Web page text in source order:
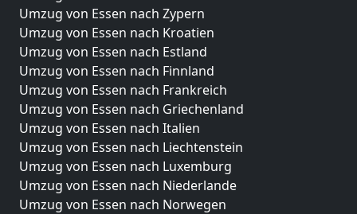
Umzug von Essen nach Zypern
Umzug von Essen nach Kroatien
Umzug von Essen nach Estland
Umzug von Essen nach Finnland
Umzug von Essen nach Frankreich
Umzug von Essen nach Griechenland
Umzug von Essen nach Italien
Umzug von Essen nach Liechtenstein
Umzug von Essen nach Luxemburg
Umzug von Essen nach Niederlande
Umzug von Essen nach Norwegen